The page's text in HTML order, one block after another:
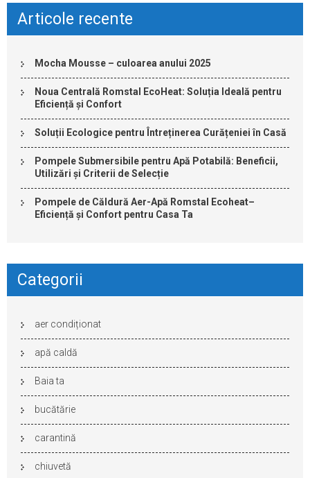
Articole recente
Mocha Mousse – culoarea anului 2025
Noua Centrală Romstal EcoHeat: Soluția Ideală pentru
Eficiență și Confort
Soluții Ecologice pentru Întreținerea Curățeniei în Casă
Pompele Submersibile pentru Apă Potabilă: Beneficii,
Utilizări și Criterii de Selecție
Pompele de Căldură Aer-Apă Romstal Ecoheat–
Eficiență și Confort pentru Casa Ta
Categorii
aer condiționat
apă caldă
Baia ta
bucătărie
carantină
chiuvetă